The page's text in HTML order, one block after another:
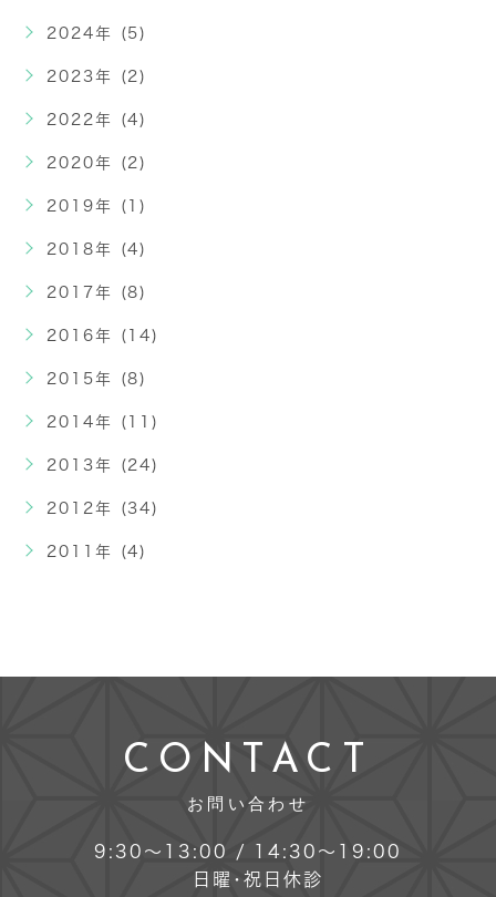
2024年 (5)
2023年 (2)
2022年 (4)
2020年 (2)
2019年 (1)
2018年 (4)
2017年 (8)
2016年 (14)
2015年 (8)
2014年 (11)
2013年 (24)
2012年 (34)
2011年 (4)
CONTACT
お問い合わせ
9:30～13:00 / 14:30～19:00
日曜･祝日休診